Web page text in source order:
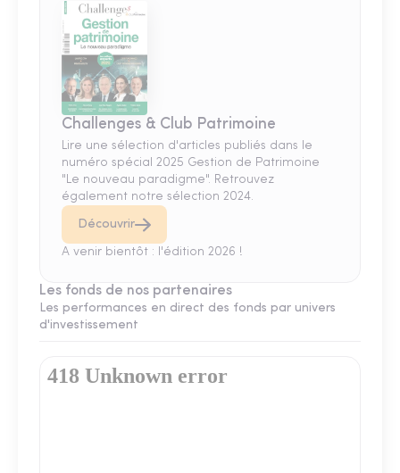
Challenges & Club Patrimoine
Lire une sélection d'articles publiés dans le
numéro spécial 2025 Gestion de Patrimoine
"Le nouveau paradigme". Retrouvez
également notre sélection 2024.
Découvrir
A venir bientôt : l'édition 2026 !
Les fonds de nos partenaires
Les performances en direct des fonds par univers
d'investissement